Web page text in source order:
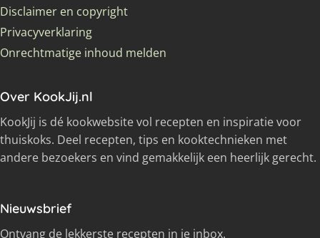
Disclaimer en copyright
Privacyverklaring
Onrechtmatige inhoud melden
Over KookJij.nl
KookJij is dé kookwebsite vol recepten en inspiratie voor
thuiskoks. Deel recepten, tips en kooktechnieken met
andere bezoekers en vind gemakkelijk een heerlijk gerecht.
Nieuwsbrief
Ontvang de lekkerste recepten in je inbox.